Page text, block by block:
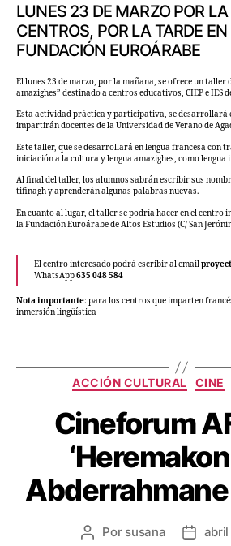
LUNES 23 DE MARZO POR
CENTROS, POR LA TARDE
FUNDACIÓN EUROÁRABE
El lunes 23 de marzo, por la mañana, se ofrece un taller
amazighes” destinado a centros educativos, CIEP e IES
Esta actividad práctica y participativa, se desarrollará
impartirán docentes de la Universidad de Verano de
Este taller, que se desarrollará en lengua francesa con
iniciación a la cultura y lengua amazighes, como lengua
Al final del taller, los alumnos sabrán escribir sus
tifinagh y aprenderán algunas palabras nuevas.
En cuanto al lugar, el taller se podría hacer en el centro
la Fundación Euroárabe de Altos Estudios (C/ San
El centro interesado podrá escribir al email
WhatsApp635 048 584
Nota importante: para los centros que imparten
inmersión lingüística
ACCIÓN CULTURAL CINE
Cineforum
Por susana